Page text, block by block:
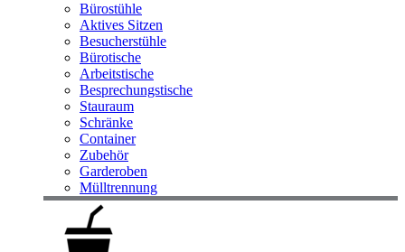
Bürostühle
Aktives Sitzen
Besucherstühle
Bürotische
Arbeitstische
Besprechungstische
Stauraum
Schränke
Container
Zubehör
Garderoben
Mülltrennung